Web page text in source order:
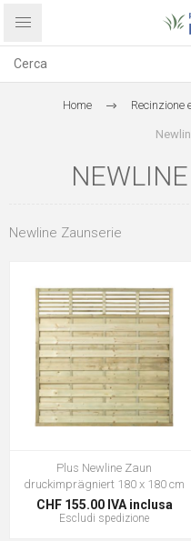
Home Recinzione
Newline Zaunserie
Plus Newline Zaun
druckimprägniert 180 x 180 cm
CHF 155.00 IVA inclusa
Escludi spedizione